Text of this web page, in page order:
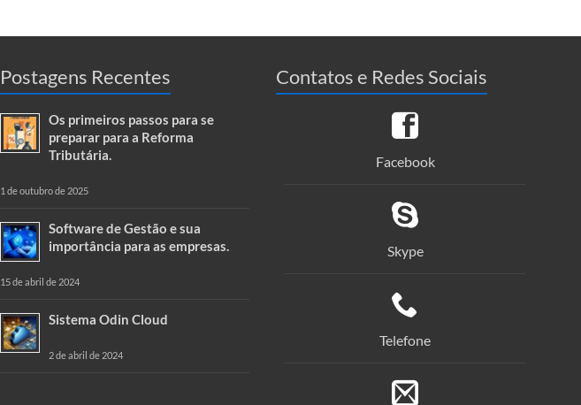
Postagens Recentes
Os primeiros passos para se
preparar para a Reforma
Tributária.
1 de outubro de 2025
Software de Gestão e sua
importância para as empresas.
15 de abril de 2024
Sistema Odin Cloud
2 de abril de 2024
Contatos e Redes Sociais
Facebook
Skype
Telefone